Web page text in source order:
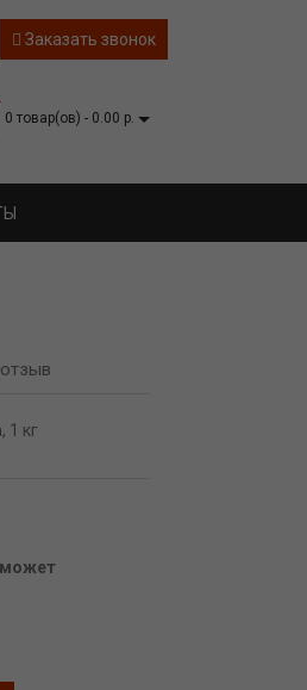
Заказать звонок
0 товар(ов) - 0.00 р.
1 кг
может